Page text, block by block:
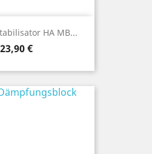
HA MB...
Preis
23,90 €